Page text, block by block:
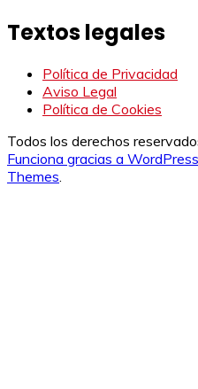
Textos legales
Política de Privacidad
Aviso Legal
Política de Cookies
Todos los derechos
Funciona gracias a WordPress
Themes.